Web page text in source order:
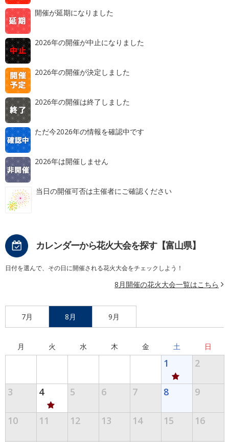
開催が延期になりました
2026年の開催が中止になりました
2026年の開催が決定しました
2026年の開催は終了しました
ただ今2026年の情報を確認中です
2026年は開催しません
当日の開催可否は主催者にご確認ください
カレンダーから花火大会を探す【富山県】
日付を選んで、その日に開催される花火大会をチェックしよう！
8月開催の花火大会一覧はこちら
7月 8月 9月
月 火 水 木 金 土 日
1 2
3 4 5 6 7 8 9
10 11 12 13 14 15 16